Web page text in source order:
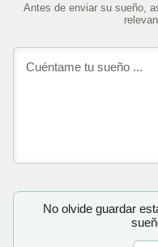
Antes de enviar su sueño,
No olvide guardar